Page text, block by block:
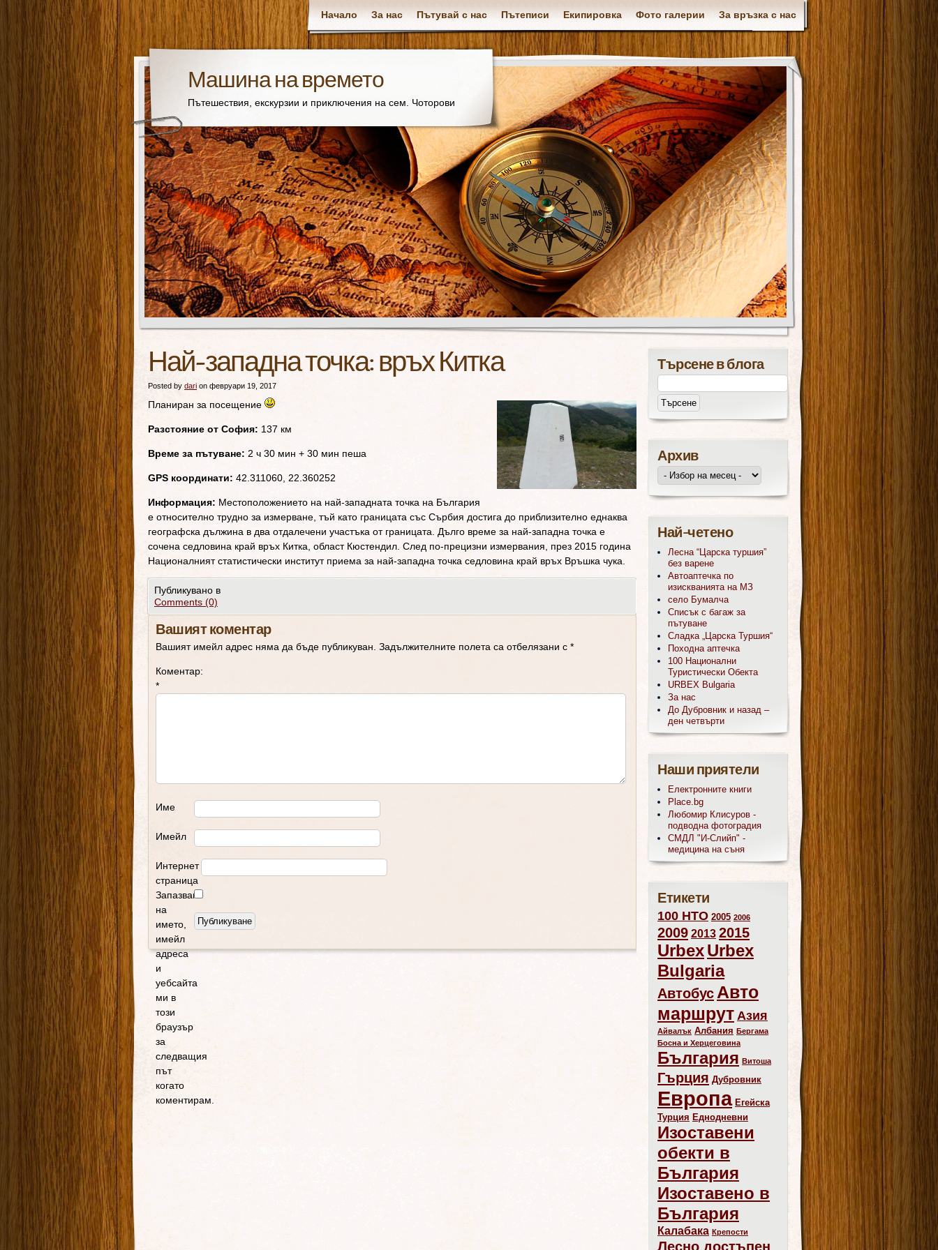
Начало За нас Пътувай с нас Пътеписи Екипировка Фото галерии За връзка с нас
Машина на времето
Пътешествия, екскурзии и приключения на сем. Чоторови
Най-западна точка: връх Китка
Posted by dari on февруари 19, 2017
Планиран за посещение
Разстояние от София: 137 км
Време за пътуване: 2 ч 30 мин + 30 мин пеша
GPS координати: 42.311060, 22.360252
Информация: Местоположението на най-западната точка на България
е относително трудно за измерване, тъй като границата със Сърбия достига до приблизително еднаква
географска дължина в два отдалечени участъка от границата. Дълго време за най-западна точка е
сочена седловина край връх Китка, област Кюстендил. След по-прецизни измервания, през 2015 година
Националният статистически институт приема за най-западна точка седловина край връх Връшка чука.
Публикувано в
Comments (0)
Вашият коментар
Вашият имейл адрес няма да бъде публикуван. Задължителните полета са отбелязани с *
Коментар:
*
Име
Имейл
Интернет
страница
Запазване
на
името,
имейл
адреса
и
уебсайта
ми в
този
браузър
за
следващия
път
когато
коментирам.
Търсене в блога
Архив
Най-четено
Лесна “Царска туршия”
без варене
Автоаптечка по
изискванията на МЗ
село Бумалча
Списък с багаж за
пътуване
Сладка „Царска Туршия“
Походна аптечка
100 Национални
Туристически Обекта
URBEX Bulgaria
За нас
До Дубровник и назад –
ден четвърти
Наши приятели
Електронните книги
Place.bg
Любомир Клисуров -
подводна фотоградия
СМДЛ "И-Слийп" -
медицина на съня
Етикети
100 НТО 2005 2006
2009 2013 2015
UrbexUrbex
Bulgaria
Автобус Авто
маршрут Азия
Айвалък Албания Бергама
Босна и Херцеговина
България Витоша
Гърция Дубровник
Европа Егейска
Турция Еднодневни
Изоставени
обекти в
България
Изоставено в
България
Калабака Крепости
Лесно достъпен